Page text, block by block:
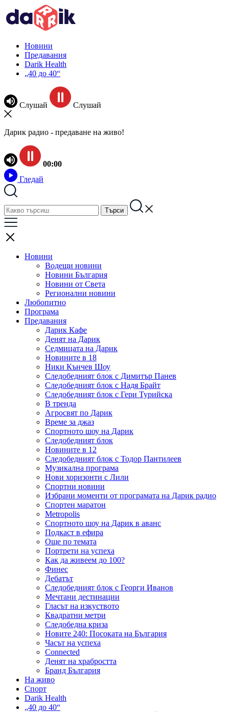
Новини
Предавания
Darik Health
„40 до 40“
Слушай Слушай
Дарик радио - предаване на живо!
00:00
Гледай
Новини
Водещи новини
Новини България
Новини от Света
Регионални новини
Любопитно
Програма
Предавания
Дарик Кафе
Денят на Дарик
Седмицата на Дарик
Новините в 18
Ники Кънчев Шоу
Следобедният блок с Димитър Панев
Следобедният блок с Надя Брайт
Следобедният блок с Гери Турийска
В тренда
Агросвят по Дарик
Време за джаз
Спортното шоу на Дарик
Следобедният блок
Новините в 12
Следобедният блок с Тодор Пантилеев
Музикална програма
Нови хоризонти с Лили
Спортни новини
Избрани моменти от програмата на Дарик радио
Спортен маратон
Metropolis
Спортното шоу на Дарик в аванс
Подкаст в ефира
Още по темата
Портрети на успеха
Как да живеем до 100?
Финес
Дебатът
Следобедният блок с Георги Иванов
Мечтани дестинации
Гласът на изкуството
Квадратни метри
Следобедна криза
Новите 240: Посоката на България
Часът на успеха
Connected
Денят на храбростта
Бранд България
На живо
Спорт
Darik Health
„40 до 40“